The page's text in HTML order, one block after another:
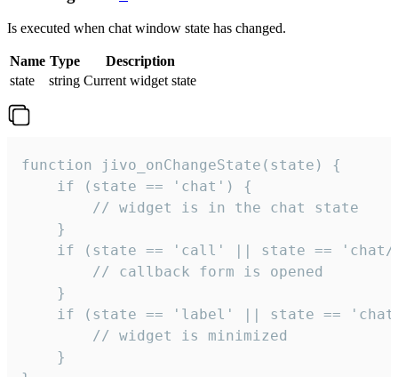
Is executed when chat window state has changed.
Name Type
Description
state
string Current widget state
function jivo_onChangeState(state) {
    if (state == 'chat') {
        // widget is in the chat state
    }
if (state == 'call' || state ==
        // callback form is opened
    }
if (state == 'label' || state ==
        // widget is minimized
    }